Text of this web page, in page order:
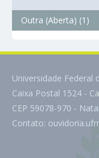
Outra (Aberta) (1)
Universidade Federal
Caixa Postal 1524 -
CEP 59078-970 -
Contato: